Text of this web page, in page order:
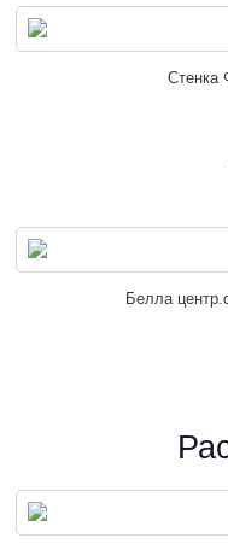
Стенка
Белла